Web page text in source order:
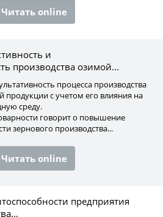
Читать online
и
производства озимой...
процесса производства
продукции с учетом его влияния на
среду.
говорит о повышение
зернового производства...
Читать online
предприятия